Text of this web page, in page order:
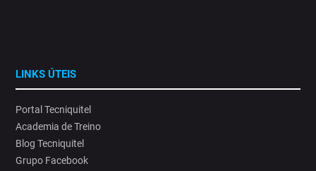
LINKS ÚTEIS
Portal Tecniquitel
Academia de Treino
Blog Tecniquitel
Grupo Facebook